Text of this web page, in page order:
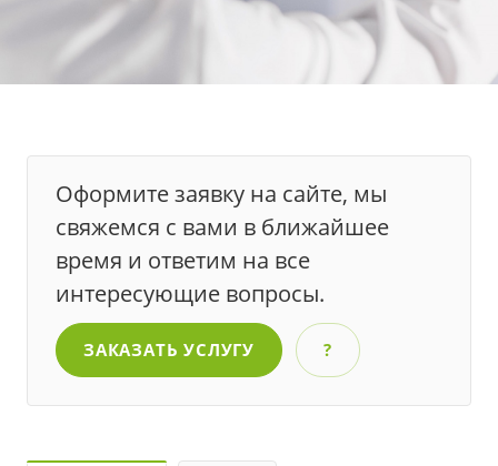
Оформите заявку на сайте, мы
свяжемся с вами в ближайшее
время и ответим на все
интересующие вопросы.
ЗАКАЗАТЬ УСЛУГУ ?